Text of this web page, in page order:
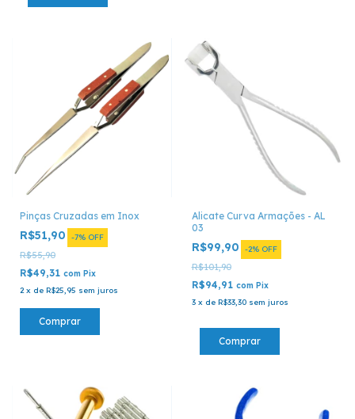
Pinças Cruzadas em Inox
R$51,90 -7% OFF
R$55,90
R$49,31 com Pix
2 x de R$25,95 sem juros
Comprar
Alicate Curva Armações - AL
03
R$99,90 -2% OFF
R$101,90
R$94,91 com Pix
3 x de R$33,30 sem juros